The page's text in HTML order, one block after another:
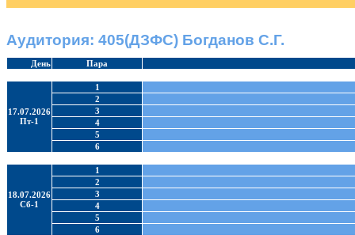
Аудитория: 405(ДЗФС) Богданов С.Г.
День Пара
17.07.2026
Пт-1
1
2
3
4
5
6
18.07.2026
Сб-1
1
2
3
4
5
6